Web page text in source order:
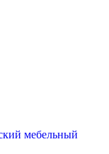
мебельный